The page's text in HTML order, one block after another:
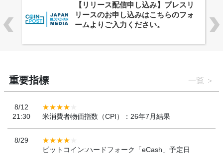
株式会社PlnX、アジア最大級のグロ
ーバルWeb3カンファレンス
「WebX2026」とのコラボレーショ
重要指標 一覧
8/12
21:30
米消費者物価指数（CPI）：26年7月結果
8/29
ビットコイン:ハードフォーク「eCash」予定日